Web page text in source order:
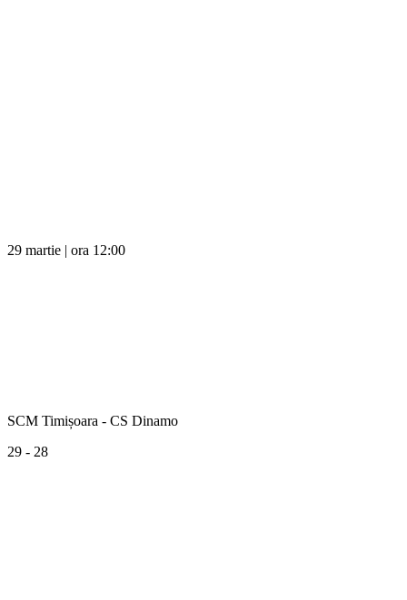
29 martie | ora 12:00
SCM Timișoara - CS Dinamo
29 - 28